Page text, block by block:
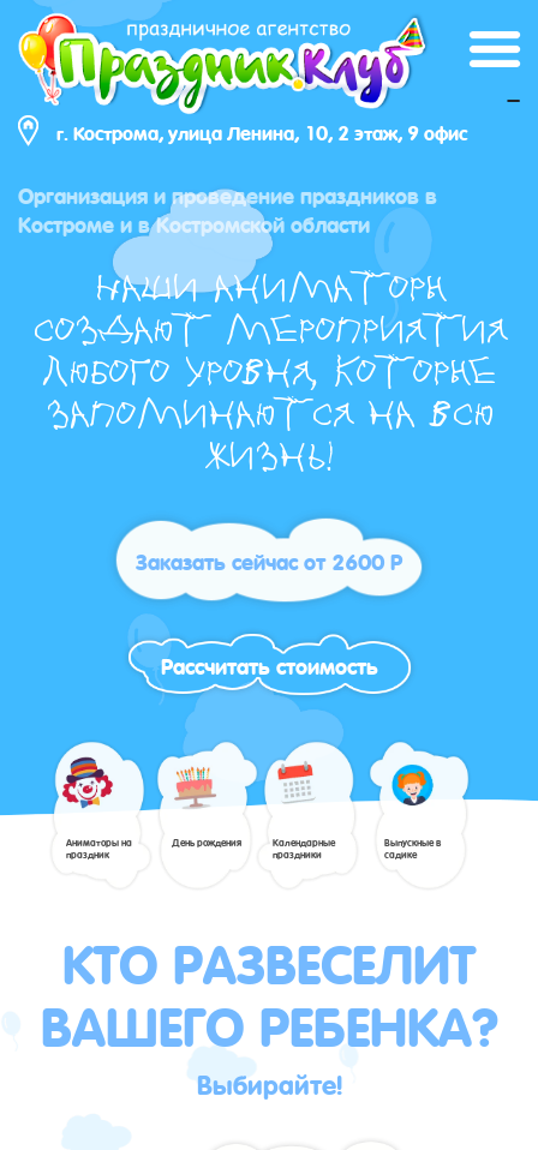
г. Кострома, улица Ленина, 10, 2 этаж, 9 офис
_
Организация и проведение праздников в
Костроме и в Костромской области
Наши аниматоры
создают мероприятия
любого уровня, которые
запоминаются на всю
жизнь!
Заказать сейчас от 2600 Р
Рассчитать стоимость
Аниматоры на
праздник
День рождения Календарные
праздники
Выпускные в
садике
КТО РАЗВЕСЕЛИТ
ВАШЕГО РЕБЕНКА?
Выбирайте!